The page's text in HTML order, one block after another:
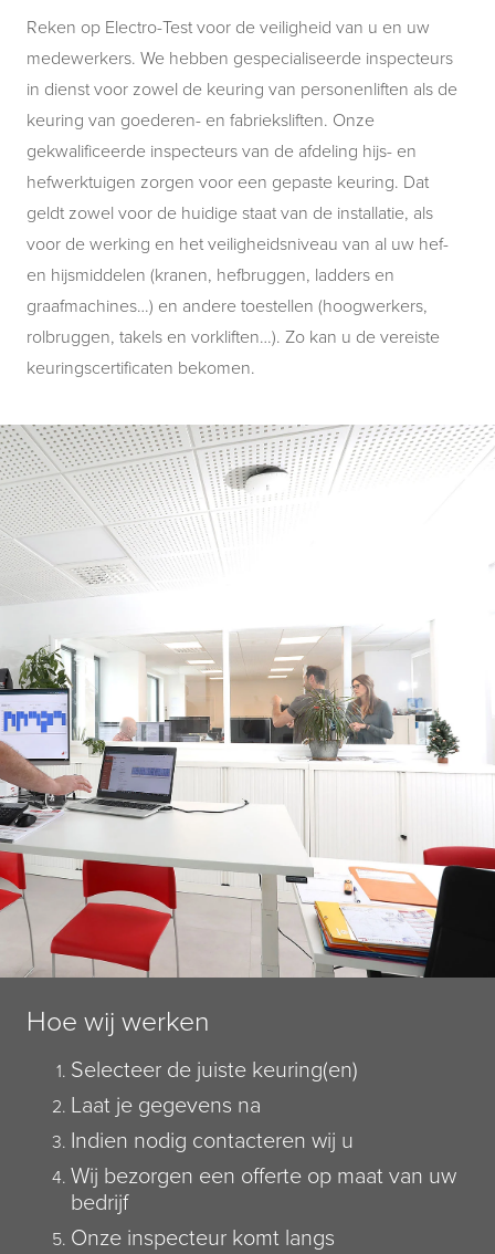
Reken op Electro-Test voor de veiligheid van u en uw
medewerkers. We hebben gespecialiseerde inspecteurs
in dienst voor zowel de keuring van personenliften als de
keuring van goederen- en fabrieksliften. Onze
gekwalificeerde inspecteurs van de afdeling hijs- en
hefwerktuigen zorgen voor een gepaste keuring. Dat
geldt zowel voor de huidige staat van de installatie, als
voor de werking en het veiligheidsniveau van al uw hef-
en hijsmiddelen (kranen, hefbruggen, ladders en
graafmachines…) en andere toestellen (hoogwerkers,
rolbruggen, takels en vorkliften…). Zo kan u de vereiste
keuringscertificaten bekomen.
Hoe wij werken
Selecteer de juiste keuring(en)
Laat je gegevens na
Indien nodig contacteren wij u
Wij bezorgen een offerte op maat van uw
bedrijf
Onze inspecteur komt langs